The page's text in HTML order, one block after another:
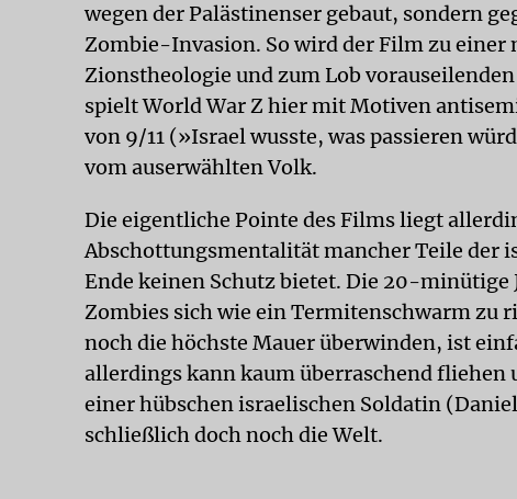
wegen der Palästinenser gebaut, sondern
Zombie-Invasion. So wird der Film zu einer
Zionstheologie und zum Lob
spielt World War Z hier mit Motiven
von 9/11 (»Israel wusste, was passieren
vom auserwählten Volk.
Die eigentliche Pointe des Films liegt
Abschottungsmentalität mancher Teile der
Ende keinen Schutz bietet. Die 20-minütige
Zombies sich wie ein Termitenschwarm zu
noch die höchste Mauer überwinden, ist
allerdings kann kaum überraschend
einer hübschen israelischen Soldatin
schließlich doch noch die Welt.